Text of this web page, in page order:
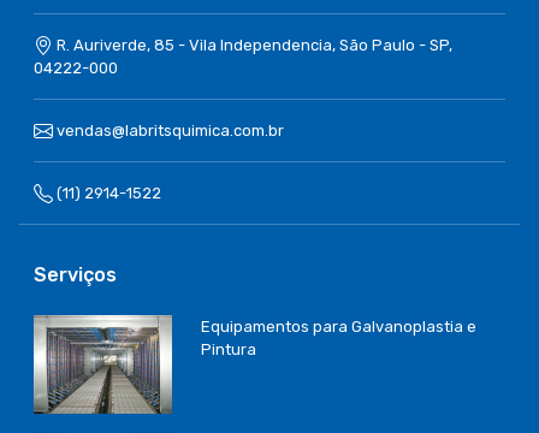
R. Auriverde, 85 - Vila Independencia, São Paulo - SP,
04222-000
vendas@labritsquimica.com.br
(11) 2914-1522
Serviços
Equipamentos para Galvanoplastia e
Pintura